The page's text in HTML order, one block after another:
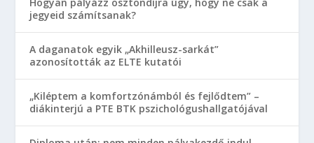
jegyeid számítsanak?
A daganatok egyik „Akhilleusz-sarkát”
azonosították az ELTE kutatói
„Kiléptem a komfortzónámból és fejlődtem” –
diákinterjú a PTE BTK pszichológushallgatójával